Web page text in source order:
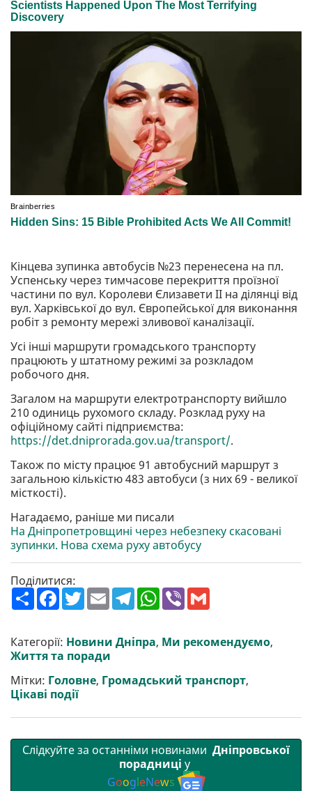
Кінцева зупинка автобусів №23 перенесена на пл.
Успенську через тимчасове перекриття проїзної
частини по вул. Королеви Єлизавети II на ділянці від
вул. Харківської до вул. Європейської для виконання
робіт з ремонту мережі зливової каналізації.
Усі інші маршрути громадського транспорту
працюють у штатному режимі за розкладом
робочого дня.
Загалом на маршрути електротранспорту вийшло
210 одиниць рухомого складу. Розклад руху на
офіційному сайті підприємства:
https://det.dniprorada.gov.ua/transport/.
Також по місту працює 91 автобусний маршрут з
загальною кількістю 483 автобуси (з них 69 - великої
місткості).
Нагадаємо, раніше ми писали
На Дніпропетровщині через небезпеку скасовані
зупинки. Нова схема руху автобусу
Поділитися:
П
о
р
и
т
F
a
b
o
o
T
w
t
e
r
E
m
l
T
e
g
r
W
h
s
A
V
r l
Категорії: Новини Дніпра, Ми рекомендуємо,
Життя та поради
Мітки: Головне, Громадський транспорт,
Цікаві події
Слідкуйте за останніми новинами Дніпровської
порадниці у
GoogleNews